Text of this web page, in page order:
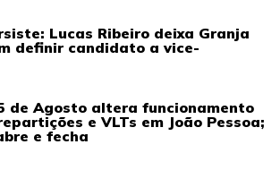
Lucas Ribeiro deixa Granja
definir candidato a vice-
de Agosto altera funcionamento
e VLTs em João Pessoa;
e fecha